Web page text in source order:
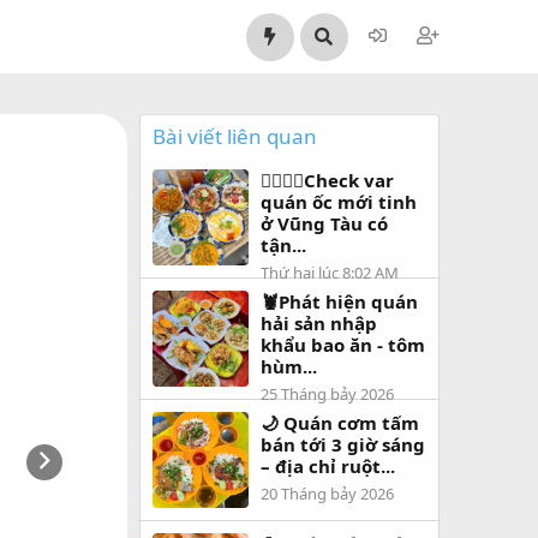
Bài viết liên quan
👇🏻👇🏻Check var
quán ốc mới tinh
ở Vũng Tàu có
tận...
Thứ hai lúc 8:02 AM
🦞Phát hiện quán
hải sản nhập
khẩu bao ăn - tôm
hùm...
25 Tháng bảy 2026
🌙 Quán cơm tấm
bán tới 3 giờ sáng
– địa chỉ ruột...
20 Tháng bảy 2026